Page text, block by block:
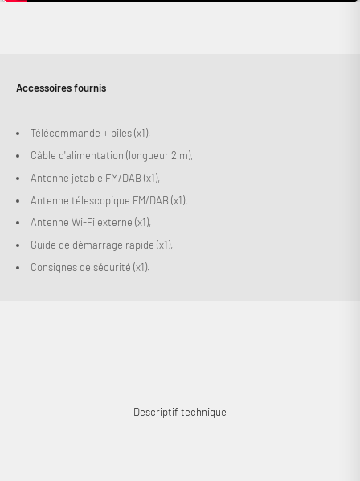
Accessoires fournis
Télécommande + piles (x1),
Câble d'alimentation (longueur 2 m),
Antenne jetable FM/DAB (x1),
Antenne télescopique FM/DAB (x1),
Antenne Wi-Fi externe (x1),
Guide de démarrage rapide (x1),
Consignes de sécurité (x1).
Descriptif technique